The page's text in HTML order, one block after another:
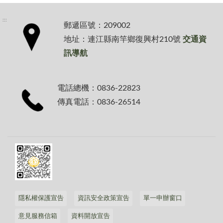
:::
郵遞區號：209002
地址：連江縣南竿鄉復興村210號 交通資
訊導航
電話總機：0836-22823
傳真電話：0836-26514
隱私權保護宣告 資訊安全政策宣告 單一申辦窗口
意見服務信箱 資料開放宣告